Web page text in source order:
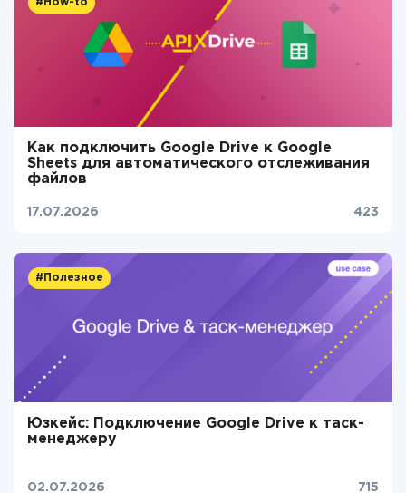
#How-to
Как подключить Google Drive к Google
Sheets для автоматического отслеживания
файлов
17.07.2026 423
#Полезное
Юзкейс: Подключение Google Drive к таск-
менеджеру
02.07.2026 715